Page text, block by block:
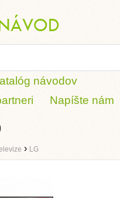
návodov
Napíšte nám
› LG